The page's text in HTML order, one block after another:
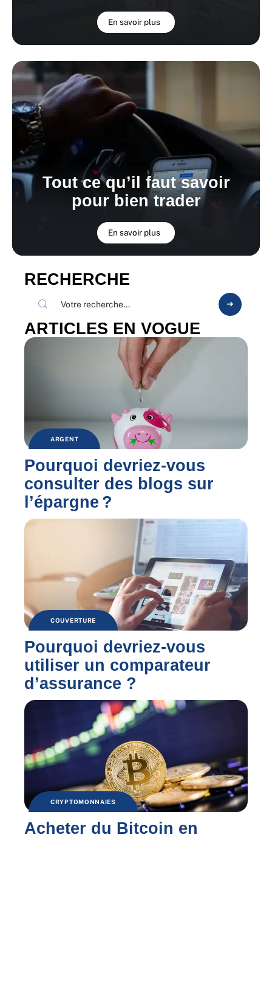
En savoir plus
Tout ce qu’il faut savoir
pour bien trader
En savoir plus
RECHERCHE
ARTICLES EN VOGUE
ARGENT
Pourquoi devriez-vous
consulter des blogs sur
l’épargne ?
COUVERTURE
Pourquoi devriez-vous
utiliser un comparateur
d’assurance ?
CRYPTOMONNAIES
Acheter du Bitcoin en